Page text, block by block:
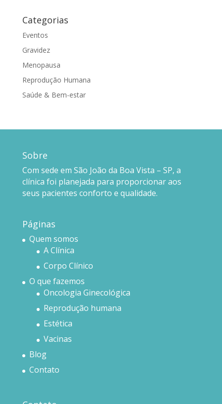
Categorias
Eventos
Gravidez
Menopausa
Reprodução Humana
Saúde & Bem-estar
Sobre
Com sede em São João da Boa Vista – SP, a
clínica foi planejada para proporcionar aos
seus pacientes conforto e qualidade.
Páginas
Quem somos
A Clínica
Corpo Clínico
O que fazemos
Oncologia Ginecológica
Reprodução humana
Estética
Vacinas
Blog
Contato